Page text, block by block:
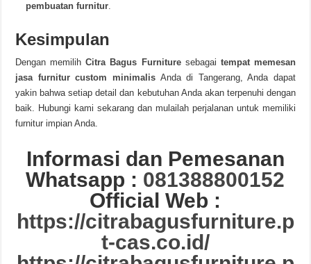
pembuatan furnitur.
Kesimpulan
Dengan memilihCitra Bagus Furnituresebagai tempat memesan
jasa furnitur custom minimalis Anda di Tangerang, Anda dapat
yakin bahwa setiap detail dan kebutuhan Anda akan terpenuhi dengan
baik. Hubungi kami sekarang dan mulailah perjalanan untuk memiliki
furnitur impian Anda.
Informasi dan Pemesanan
Whatsapp : 081388800152
Official Web :
https://citrabagusfurniture.p
t-cas.co.id/